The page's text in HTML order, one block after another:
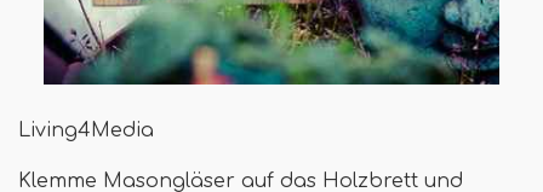
Living4Media
Klemme Masongläser auf das Holzbrett und